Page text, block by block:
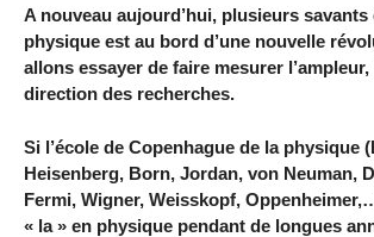
A nouveau aujourd’hui, plusieurs
physique est au bord d’une nouvelle
allons essayer de faire mesurer
direction des recherches.
Si l’école de Copenhague de la physique
Heisenberg, Born, Jordan, von Neuman,
Fermi, Wigner, Weisskopf,
« la » en physique pendant de longues